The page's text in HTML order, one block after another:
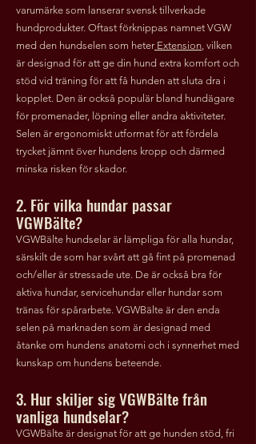
varumärke som lanserar svensk tillverkade
hundprodukter. Oftast förknippas namnet VGW
med den hundselen som heter Extension, vilken
är designad för att ge din hund extra komfort och
stöd vid träning för att få hunden att sluta dra i
kopplet. Den är också populär bland hundägare
för promenader, löpning eller andra aktiviteter.
Selen är ergonomiskt utformat för att fördela
trycket jämnt över hundens kropp och därmed
minska risken för skador.
2. För vilka hundar passar
VGWBälte?
VGWBälte hundselar är lämpliga för alla hundar,
särskilt de som har svårt att gå fint på promenad
och/eller är stressade ute. De är också bra för
aktiva hundar, servicehundar eller hundar som
tränas för spårarbete. VGWBälte är den enda
selen på marknaden som är designad med
åtanke om hundens anatomi och i synnerhet med
kunskap om hundens beteende.
3. Hur skiljer sig VGWBälte från
vanliga hundselar?
VGWBälte är designat för att ge hunden stöd, fri